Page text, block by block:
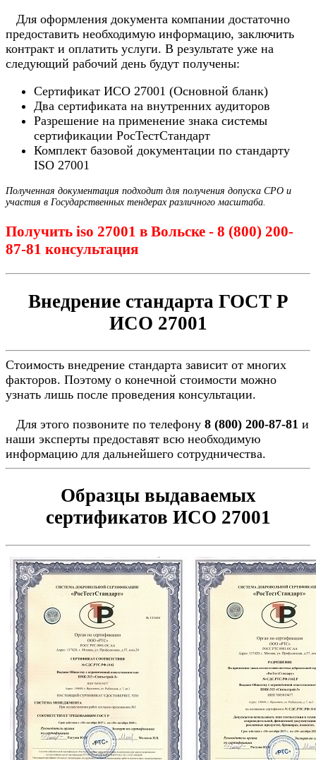
Для оформления документа компании достаточно
предоставить необходимую информацию, заключить
контракт и оплатить услуги. В результате уже на
следующий рабочий день будут получены:
Сертификат ИСО 27001 (Основной бланк)
Два сертификата на внутренних аудиторов
Разрешение на применение знака системы
сертификации РосТестСтандарт
Комплект базовой документации по стандарту
ISO 27001
Полученная документация подходит для получения допуска СРО и
участия в Государственных тендерах различного масштаба.
Получить iso 27001 в Вольске - 8 (800) 200-
87-81 консультация
Внедрение стандарта ГОСТ Р
ИСО 27001
Стоимость внедрение стандарта зависит от многих
факторов. Поэтому о конечной стоимости можно
узнать лишь после проведения консультации.
Для этого позвоните по телефону 8 (800) 200-87-81 и
наши эксперты предоставят всю необходимую
информацию для дальнейшего сотрудничества.
Образцы выдаваемых
сертификатов ИСО 27001